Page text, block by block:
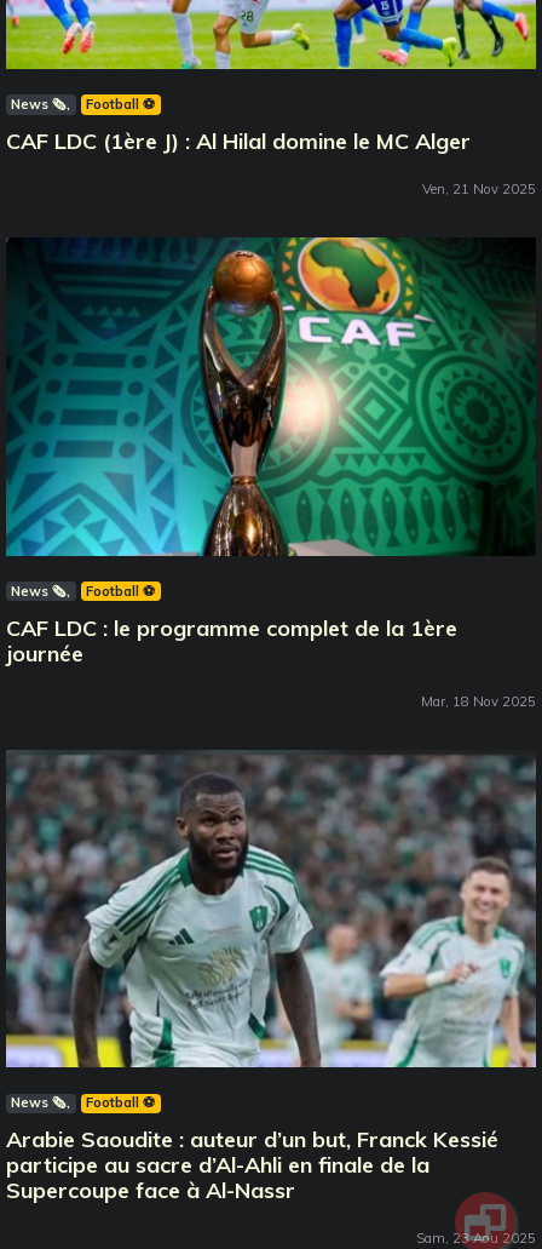
News 🗞️ Football ⚽️
CAF LDC (1ère J) : Al Hilal domine le MC Alger
Ven, 21 Nov 2025
News 🗞️ Football ⚽️
CAF LDC : le programme complet de la 1ère
journée
Mar, 18 Nov 2025
News 🗞️ Football ⚽️
Arabie Saoudite : auteur d’un but, Franck Kessié
participe au sacre d’Al-Ahli en finale de la
Supercoupe face à Al-Nassr
Sam, 23 Aou 2025